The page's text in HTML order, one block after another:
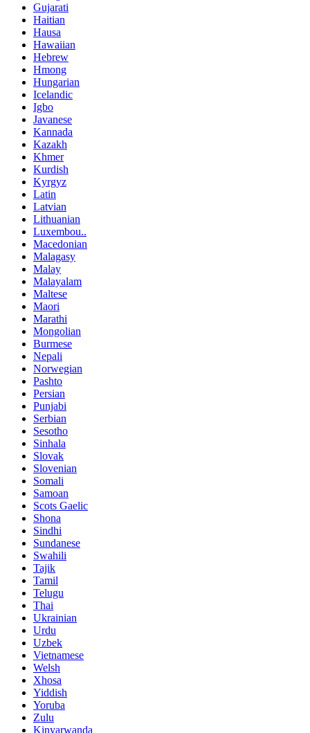
Gujarati
Haitian
Hausa
Hawaiian
Hebrew
Hmong
Hungarian
Icelandic
Igbo
Javanese
Kannada
Kazakh
Khmer
Kurdish
Kyrgyz
Latin
Latvian
Lithuanian
Luxembou..
Macedonian
Malagasy
Malay
Malayalam
Maltese
Maori
Marathi
Mongolian
Burmese
Nepali
Norwegian
Pashto
Persian
Punjabi
Serbian
Sesotho
Sinhala
Slovak
Slovenian
Somali
Samoan
Scots Gaelic
Shona
Sindhi
Sundanese
Swahili
Tajik
Tamil
Telugu
Thai
Ukrainian
Urdu
Uzbek
Vietnamese
Welsh
Xhosa
Yiddish
Yoruba
Zulu
Kinyarwanda